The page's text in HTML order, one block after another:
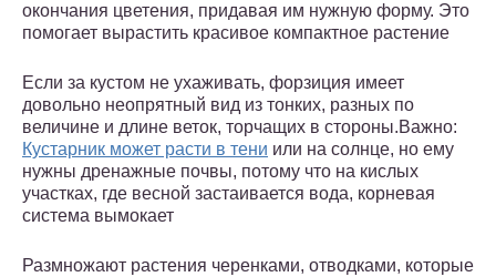
окончания цветения, придавая им нужную форму. Это
помогает вырастить красивое компактное растение
Если за кустом не ухаживать, форзиция имеет
довольно неопрятный вид из тонких, разных по
величине и длине веток, торчащих в стороны.Важно:
Кустарник может расти в тени или на солнце, но ему
нужны дренажные почвы, потому что на кислых
участках, где весной застаивается вода, корневая
система вымокает
Размножают растения черенками, отводками, которые